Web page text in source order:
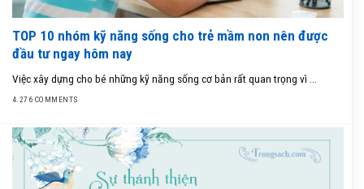
TOP 10 nhóm kỹ năng sống cho trẻ mầm non nên được
đầu tư ngay hôm nay
Việc xây dựng cho bé những kỹ năng sống cơ bản rất quan trọng vì ...
4.276 COMMENTS